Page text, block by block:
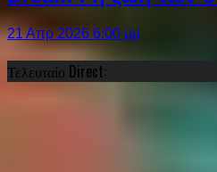
21 Απρ 2026 6:00 μμ
Τελευταίο Direct: